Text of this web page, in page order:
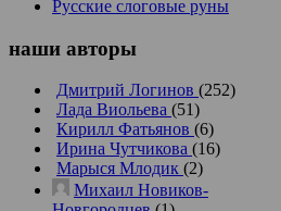
Русские слоговые руны
наши авторы
Дмитрий Логинов (252)
Лада Виольева (51)
Кирилл Фатьянов (6)
Ирина Чутчикова (16)
Марыся Млодик (2)
Михаил Новиков-